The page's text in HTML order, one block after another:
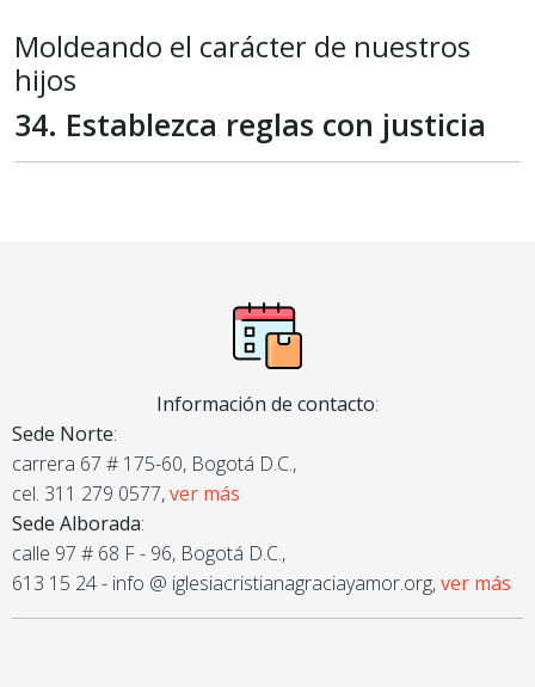
Moldeando el carácter de nuestros
hijos
34. Establezca reglas con justicia
Información de contacto:
Sede Norte:
carrera 67 # 175-60, Bogotá D.C.,
cel. 311 279 0577,ver más
Sede Alborada:
calle 97 # 68 F - 96, Bogotá D.C.,
613 15 24 - info @ iglesiacristianagraciayamor.org,ver más